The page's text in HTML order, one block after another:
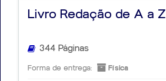
Livro Redação de A a Z
344 Páginas
Forma de entrega: Física